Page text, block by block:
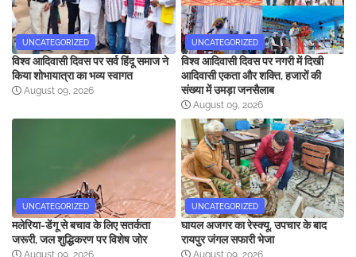
UNCATEGORIZED
विश्व आदिवासी दिवस पर सर्व हिंदू समाज ने
किया शोभायात्रा का भव्य स्वागत
August 09, 2026
UNCATEGORIZED
विश्व आदिवासी दिवस पर नगरी में दिखी
आदिवासी एकता और शक्ति, हजारों की
संख्या में उमड़ा जनसैलाब
August 09, 2026
UNCATEGORIZED
मलेरिया-डेंगू से बचाव के लिए सतर्कता
जरूरी, जल शुद्धिकरण पर विशेष जोर
August 09, 2026
UNCATEGORIZED
घायल अजगर का रेस्क्यू, उपचार के बाद
रायपुर जंगल सफारी भेजा
August 09, 2026